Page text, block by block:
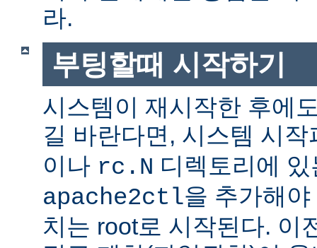
라.
부팅할때 시작하기
시스템이 재시작한 후에
길 바란다면, 시스템 시
이나 rc.N 디렉토리에
apache2ctl을 추가해
치는 root로 시작된다. 이